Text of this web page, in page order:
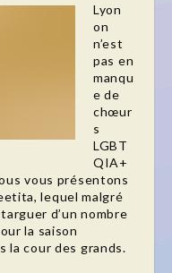
Lyon
on
n’est
pas en
manqu
e de
chœur
s
LGBT
QIA+
vous présentons
lequel malgré
d’un nombre
la saison
la cour des grands.